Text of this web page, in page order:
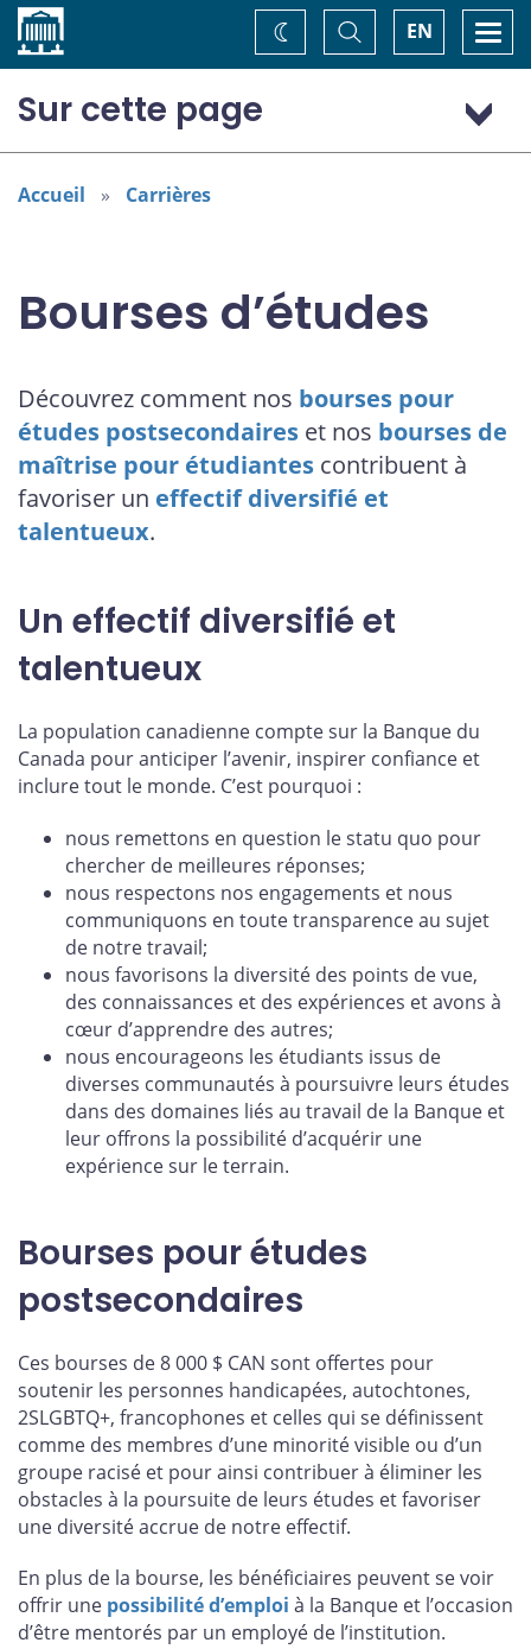
Accueil EN
Basculer
la
recherche
Changez
de
Sur cette page
Un effectif diversifié et talentueux
Bourses pour études postsecondaires
Boursiers et boursières des années précédentes
Accueil Carrières
Bourses d’études
Découvrez comment nos bourses pour
études postsecondaires et nos bourses de
maîtrise pour étudiantes contribuent à
favoriser un effectif diversifié et
talentueux.
Un effectif diversifié et
talentueux
La population canadienne compte sur la Banque du
Canada pour anticiper l’avenir, inspirer confiance et
inclure tout le monde. C’est pourquoi :
nous remettons en question le statu quo pour
chercher de meilleures réponses;
nous respectons nos engagements et nous
communiquons en toute transparence au sujet
de notre travail;
nous favorisons la diversité des points de vue,
des connaissances et des expériences et avons à
cœur d’apprendre des autres;
nous encourageons les étudiants issus de
diverses communautés à poursuivre leurs études
dans des domaines liés au travail de la Banque et
leur offrons la possibilité d’acquérir une
expérience sur le terrain.
Bourses pour études
postsecondaires
Ces bourses de 8 000 $ CAN sont offertes pour
soutenir les personnes handicapées, autochtones,
2SLGBTQ+, francophones et celles qui se définissent
comme des membres d’une minorité visible ou d’un
groupe racisé et pour ainsi contribuer à éliminer les
obstacles à la poursuite de leurs études et favoriser
une diversité accrue de notre effectif.
En plus de la bourse, les bénéficiaires peuvent se voir
offrir une possibilité d’emploi à la Banque et l’occasion
d’être mentorés par un employé de l’institution.